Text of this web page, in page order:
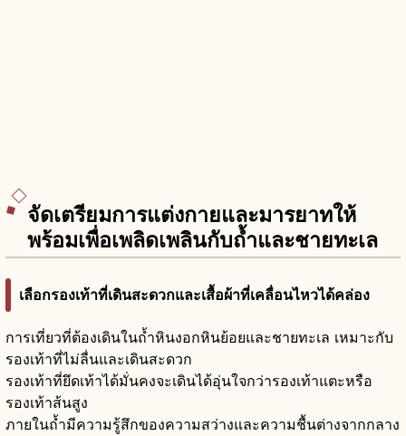
จัดเตรียมการแต่งกายและมารยาทให้
พร้อมเพื่อเพลิดเพลินกับถ้ำและชายทะเล
เลือกรองเท้าที่เดินสะดวกและเสื้อผ้าที่เคลื่อนไหวได้คล่อง
การเที่ยวที่ต้องเดินในถ้ำหินงอกหินย้อยและชายทะเล เหมาะกับ
รองเท้าที่ไม่ลื่นและเดินสะดวก
รองเท้าที่ยึดเท้าได้มั่นคงจะเดินได้อุ่นใจกว่ารองเท้าแตะหรือ
รองเท้าส้นสูง
ภายในถ้ำมีความรู้สึกของความสว่างและความชื้นต่างจากกลาง